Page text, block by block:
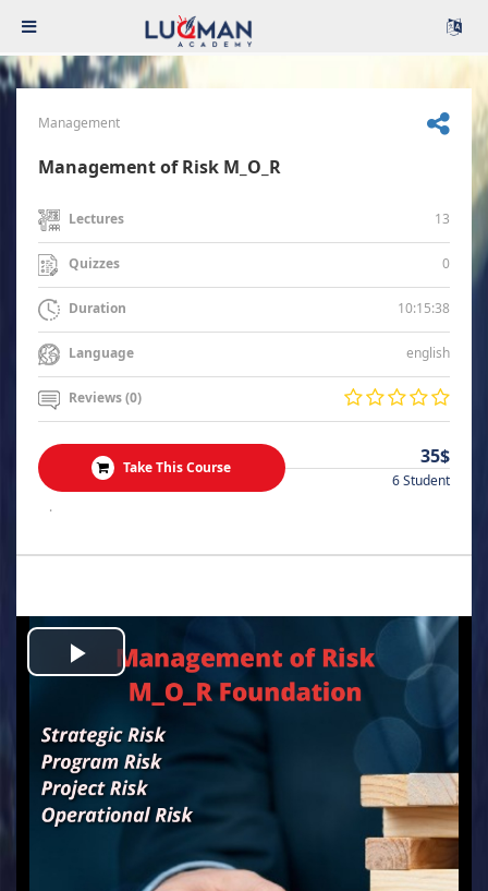
Management
Management of Risk M_O_R
Lectures 13
Quizzes 0
Duration 10:15:38
Language english
Reviews (0)
Take This Course 35$
6 Student
.
Play
Video